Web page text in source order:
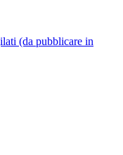
(da pubblicare in